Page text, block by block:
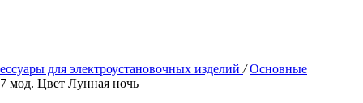
для электроустановочных изделий / Основные
мод. Цвет Лунная ночь